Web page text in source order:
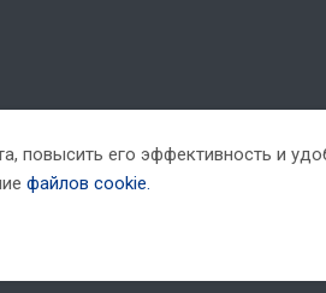
повысить его эффективность и
файлов cookie.